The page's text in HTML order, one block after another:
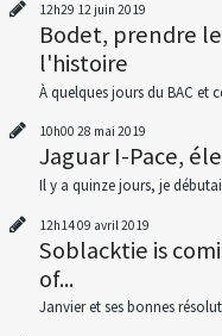
12h29 12 juin 2019
Bodet, prendre
l'histoire
À quelques jours du BAC et
10h00 28 mai 2019
Jaguar I-Pace,
Il y a quinze jours, je
12h1409 avril 2019
Soblacktie is
of...
Janvier et ses bonnes